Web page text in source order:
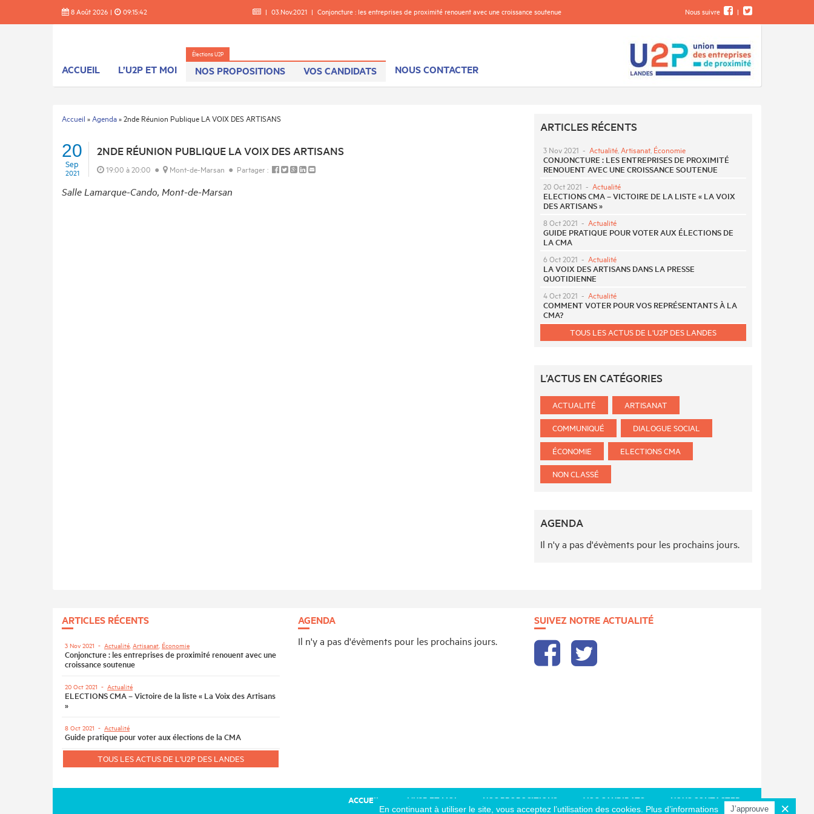
content
8 Août 2026 | 09:15:42 | 03.Nov.2021 | Conjoncture : les entreprises de proximité renouent avec une croissance soutenue Nous suivre |
ACCUEIL L’U2P ET MOI NOS PROPOSITIONS VOS CANDIDATS NOUS CONTACTER
Accueil »Agenda»2nde Réunion Publique LA VOIX DES ARTISANS
20
Sep
2021
2NDE RÉUNION PUBLIQUE LA VOIX DES ARTISANS
19:00 à 20:00 ● Mont-de-Marsan ● Partager :
Salle Lamarque-Cando, Mont-de-Marsan
ARTICLES RÉCENTS
3 Nov 2021 - Actualité Artisanat Économie
CONJONCTURE : LES ENTREPRISES DE PROXIMITÉ
RENOUENT AVEC UNE CROISSANCE SOUTENUE
20 Oct 2021 - Actualité
ELECTIONS CMA – VICTOIRE DE LA LISTE « LA VOIX
DES ARTISANS »
8 Oct 2021 - Actualité
GUIDE PRATIQUE POUR VOTER AUX ÉLECTIONS DE
LA CMA
6 Oct 2021 - Actualité
LA VOIX DES ARTISANS DANS LA PRESSE
QUOTIDIENNE
4 Oct 2021 - Actualité
COMMENT VOTER POUR VOS REPRÉSENTANTS À LA
CMA?
TOUS LES ACTUS DE L'U2P DES LANDES
L’ACTUS EN CATÉGORIES
ACTUALITÉ ARTISANAT
COMMUNIQUÉ DIALOGUE SOCIAL
ÉCONOMIE ELECTIONS CMA
NON CLASSÉ
AGENDA
Il n'y a pas d'évèments pour les prochains jours.
ARTICLES RÉCENTS
3 Nov 2021 - Actualité, Artisanat, Économie
Conjoncture : les entreprises de proximité renouent avec une
croissance soutenue
20 Oct 2021 - Actualité
ELECTIONS CMA – Victoire de la liste « La Voix des Artisans
»
8 Oct 2021 - Actualité
Guide pratique pour voter aux élections de la CMA
TOUS LES ACTUS DE L'U2P DES LANDES
AGENDA
Il n'y a pas d'évèments pour les prochains jours.
SUIVEZ NOTRE ACTUALITÉ
ACCUEIL L’U2P ET MOI NOS PROPOSITIONS VOS CANDIDATS NOUS CONTACTER
En continuant à utiliser le site, vous acceptez l’utilisation des cookies. Plus d’informations J’approuve